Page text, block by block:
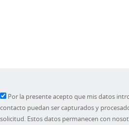
Por la presente acepto que mis datos
contacto puedan ser capturados y
solicitud. Estos datos permanecen con